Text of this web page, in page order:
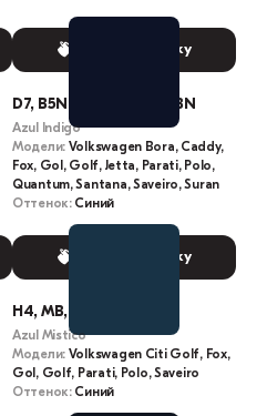
Выбрать краску
D7, B5N, 7D7D, LB5N, 5BN
Azul Indigo
Модели: Volkswagen Bora, Caddy,
Fox, Gol, Golf, Jetta, Parati, Polo,
Quantum, Santana, Saveiro, Suran
Оттенок: Синий
Выбрать краску
H4, MB, H4H4, LE5S
Azul Mistico
Модели: Volkswagen Citi Golf, Fox,
Gol, Golf, Parati, Polo, Saveiro
Оттенок: Синий